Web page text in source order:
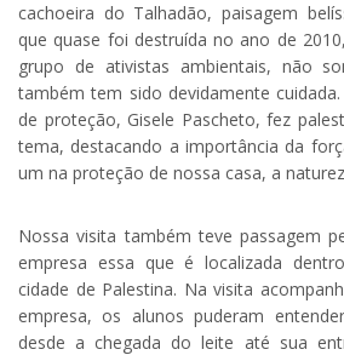
cachoeira do Talhadão, paisagem
que quase foi destruída no ano de
grupo de ativistas ambientais, não
também tem sido devidamente
de proteção, Gisele Pascheto, fez
tema, destacando a importância da
um na proteção de nossa casa, a
Nossa visita também teve passagem
empresa essa que é localizada
cidade de Palestina. Na visita
empresa, os alunos puderam
desde a chegada do leite até sua